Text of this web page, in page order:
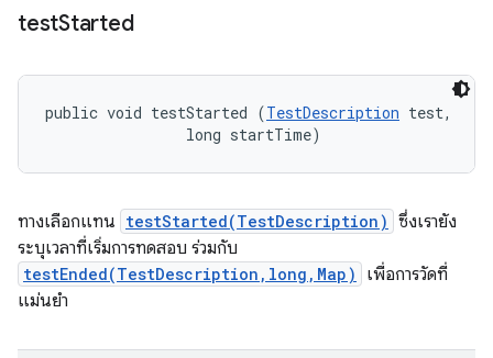
testStarted
public void testStarted (TestDescription test,
                long startTime)
ทางเลือกแทน testStarted(TestDescription) ซึ่งเรายัง
ระบุเวลาที่เริ่มการทดสอบ ร่วมกับ
testEnded(TestDescription,long,Map)
เพื่อการวัดที่
แม่นยำ